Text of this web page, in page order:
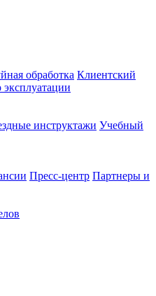
обработка Клиентский
эксплуатации
инструктажи Учебный
Пресс-центр Партнеры и